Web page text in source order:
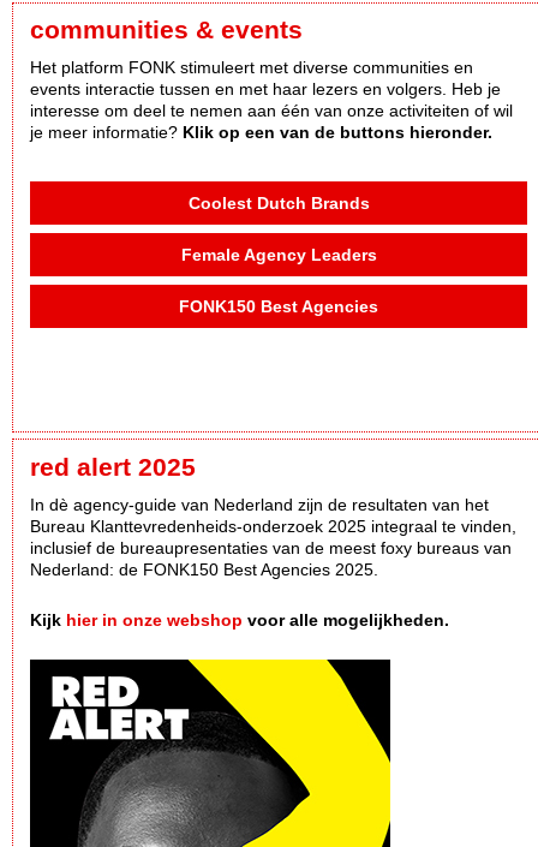
communities & events
Het platform FONK stimuleert met diverse communities en
events interactie tussen en met haar lezers en volgers. Heb je
interesse om deel te nemen aan één van onze activiteiten of wil
je meer informatie? Klik op een van de buttons hieronder.
Coolest Dutch Brands
Female Agency Leaders
FONK150 Best Agencies
red alert 2025
In dè agency-guide van Nederland zijn de resultaten van het
Bureau Klanttevredenheids-onderzoek 2025 integraal te vinden,
inclusief de bureaupresentaties van de meest foxy bureaus van
Nederland: de FONK150 Best Agencies 2025.
Kijk hier in onze webshop voor alle mogelijkheden.